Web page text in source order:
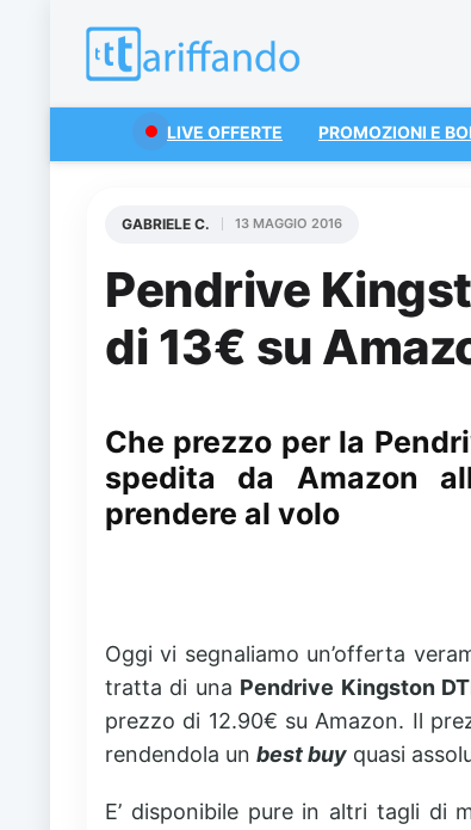
LIVE OFFERTE PROMOZIONI E
Pendrive
di 13€ su
GABRIELE C. 13 MAGGIO 2016
Che prezzo per la
spedita da Amazon
prendere al volo
Oggi vi segnaliamo un’offerta
tratta di una Pendrive Kingston
prezzo di 12.90€ su Amazon. Il
rendendola un best buy quasi
E’ disponibile pure in altri tagli di